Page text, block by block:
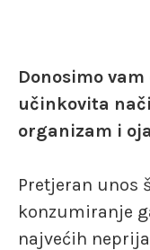
Donosimo
učinkovita
organizam i
Pretjeran unos
konzumiranje
najvećih